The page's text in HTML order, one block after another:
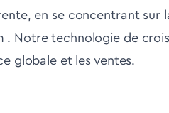
en se concentrant
. Notre technologie de
globale et les ventes.